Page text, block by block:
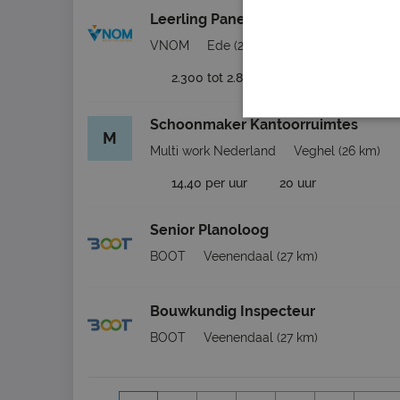
Leerling Paneelbouwer
VNOM Ede (25 km)
2.300 tot 2.800 per maand
M
Schoonmaker Kantoorruimtes
Multi work Nederland Veghel (26 km)
14,40 per uur 20 uur
Senior Planoloog
BOOT Veenendaal (27 km)
Bouwkundig Inspecteur
BOOT Veenendaal (27 km)